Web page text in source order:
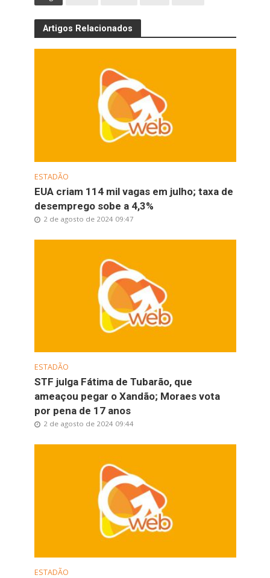
Artigos Relacionados
ESTADÃO
EUA criam 114 mil vagas em julho; taxa de
desemprego sobe a 4,3%
2 de agosto de 2024 09:47
ESTADÃO
STF julga Fátima de Tubarão, que
ameaçou pegar o Xandão; Moraes vota
por pena de 17 anos
2 de agosto de 2024 09:44
ESTADÃO